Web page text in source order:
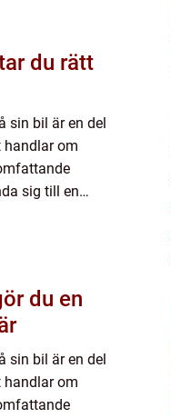
sin bil är en del
handlar om
sig till en
sin bil är en del
handlar om